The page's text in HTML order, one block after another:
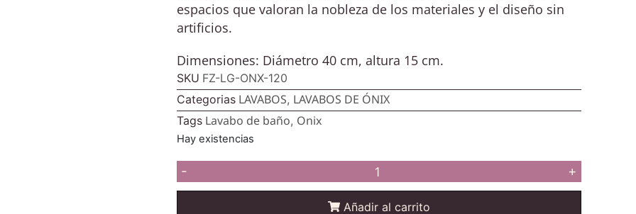
espacios que valoran la nobleza de los materiales y el diseño sin
artificios.
Dimensiones: Diámetro 40 cm, altura 15 cm.
SKU FZ-LG-ONX-120
Categorias LAVABOS, LAVABOS DE ÓNIX
Tags Lavabo de baño, Onix
Hay existencias
- +
Añadir al carrito